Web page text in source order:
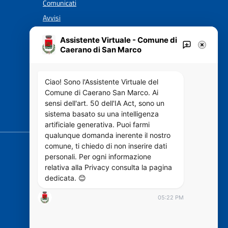
Comunicati
Avvisi
VIVERE IL COMUNE
Luoghi
Eventi
SEGUICI SU
https://designers.italia.it/
Assistente Virtuale - Comune di
Caerano di San Marco
Ciao! Sono l'Assistente Virtuale del
Comune di Caerano San Marco. Ai
sensi dell'art. 50 dell'IA Act, sono un
sistema basato su una intelligenza
artificiale generativa. Puoi farmi
qualunque domanda inerente il nostro
comune, ti chiedo di non inserire dati
personali. Per ogni informazione
relativa alla Privacy consulta la pagina
dedicata. 😊
05:22 PM